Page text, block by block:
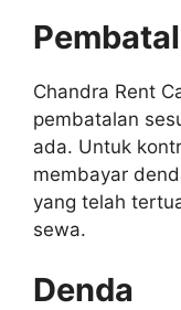
Chandra Rent
pembatalan
ada. Untuk
membayar
yang telah
sewa.
Denda